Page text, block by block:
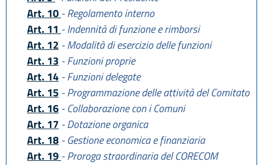
Art. 10 - Regolamento interno
Art. 11 - Indennità di funzione e rimborsi
Art. 12 - Modalità di esercizio delle funzioni
Art. 13 - Funzioni proprie
Art. 14 - Funzioni delegate
Art. 15 - Programmazione delle attività del Comitato
Art. 16 - Collaborazione con i Comuni
Art. 17 - Dotazione organica
Art. 18 - Gestione economica e finanziaria
Art. 19 - Proroga straordinaria del CORECOM